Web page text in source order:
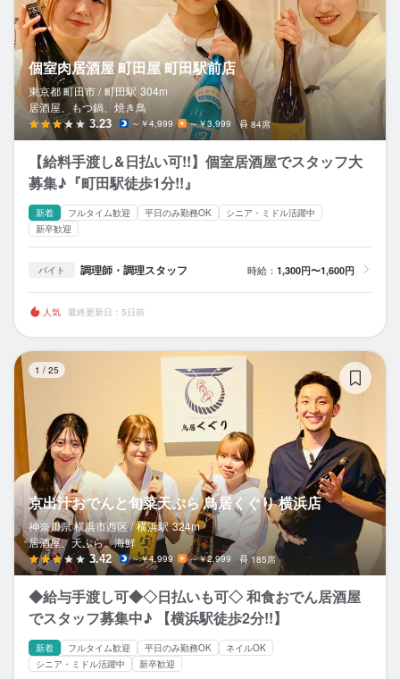
個室肉居酒屋 町田屋 町田駅前店
東京都 町田市 / 町田駅 304m
居酒屋、もつ鍋、焼き鳥
3.23 ～￥4,999 ～￥3,999 84席
【給料手渡し&日払い可!!】個室居酒屋でスタッフ大
募集♪『町田駅徒歩1分!!』
新着 フルタイム歓迎 平日のみ勤務OK
シニア・ミドル活躍中
新卒歓迎
バイト 調理師・調理スタッフ 時給： 1,300円〜1,600円
人気 最終更新日：5日前
1 / 25
京出汁おでんと旬菜天ぷら 鳥居くぐり 横浜店
神奈川県 横浜市西区 / 横浜駅 324m
居酒屋、天ぷら、海鮮
3.42 ～￥4,999 ～￥2,999 185席
◆給与手渡し可◆◇日払いも可◇ 和食おでん居酒屋
でスタッフ募集中♪ 【横浜駅徒歩2分!!】
新着 フルタイム歓迎 平日のみ勤務OK
ネイルOK
シニア・ミドル活躍中
新卒歓迎